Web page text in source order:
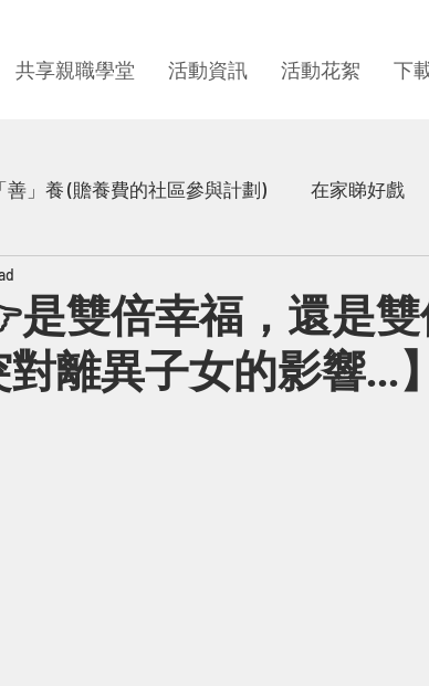
共享親職學堂 活動資訊 活動花絮 下
「善」養 (贍養費的社區參與計劃) 在家睇好戲
分享
是雙倍幸福，還是
離異子女的影響...】